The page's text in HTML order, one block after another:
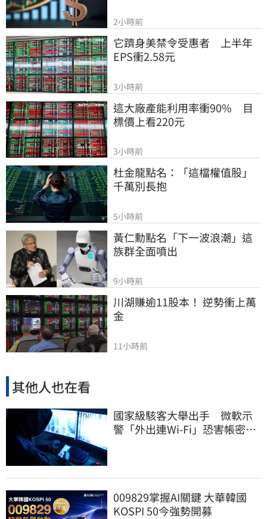
2小時前
它躋身美禁令受惠者　上半年
EPS衝2.58元
3小時前
這大廠產能利用率衝90%　目
標價上看220元
3小時前
杜金龍點名：「這檔權值股」
千萬別長抱
5小時前
黃仁勳點名「下一波浪潮」這
族群全面噴出
9小時前
川湖賺逾11股本！ 逆勢衝上萬
金
11小時前
其他人也在看
國家級駭客大舉出手 微軟示
警「外出連Wi-Fi」恐害帳密被
009829掌握AI關鍵 大華韓國
KOSPI 50今強勢開募